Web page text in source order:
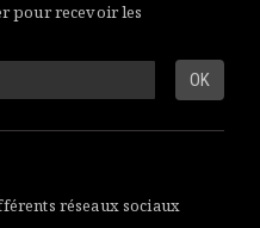
pour recevoir les
réseaux sociaux